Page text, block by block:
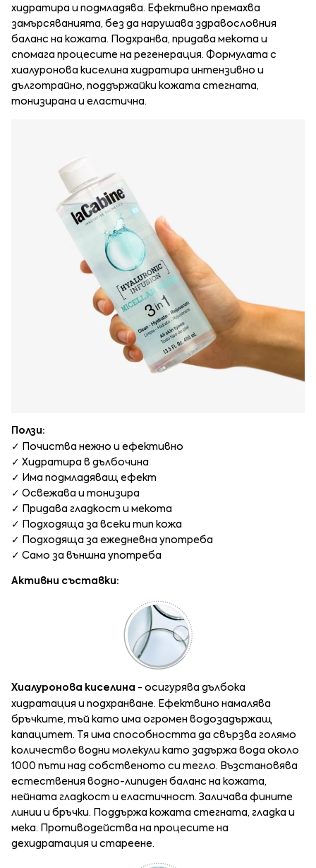
хидратира и подмладява. Ефективно премахва
замърсяванията, без да нарушава здравословния
баланс на кожата. Подхранва, придава мекота и
спомага процесите на регенерация. Формулата с
хиалуронова киселина хидратира интензивно и
дълготрайно, поддържайки кожата стегната,
тонизирана и еластична.
Ползи:
✓ Почиства нежно и ефективно
✓ Хидратира в дълбочина
✓ Има подмладяващ ефект
✓ Освежава и тонизира
✓ Придава гладкост и мекота
✓ Подходяща за всеки тип кожа
✓ Подходяща за ежедневна употреба
✓ Само за външна употреба
Активни съставки:
Хиалуронова киселина - осигурява дълбока
хидратация и подхранване. Ефектвино намалява
бръчките, тъй като има огромен водозадържащ
капацитет. Тя има способността да свързва голямо
количество водни молекули като задържа вода около
1000 пъти над собственото си тегло. Възстановява
естествения водно-липиден баланс на кожата,
нейната гладкост и еластичност. Заличава фините
линии и бръчки. Поддържа кожата стегната, гладка и
мека. Противодейства на процесите на
дехидратация и стареене.